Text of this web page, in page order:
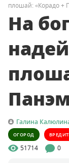
плошай: «Корадо +
На
Галина
ОГОРОД
51714 0